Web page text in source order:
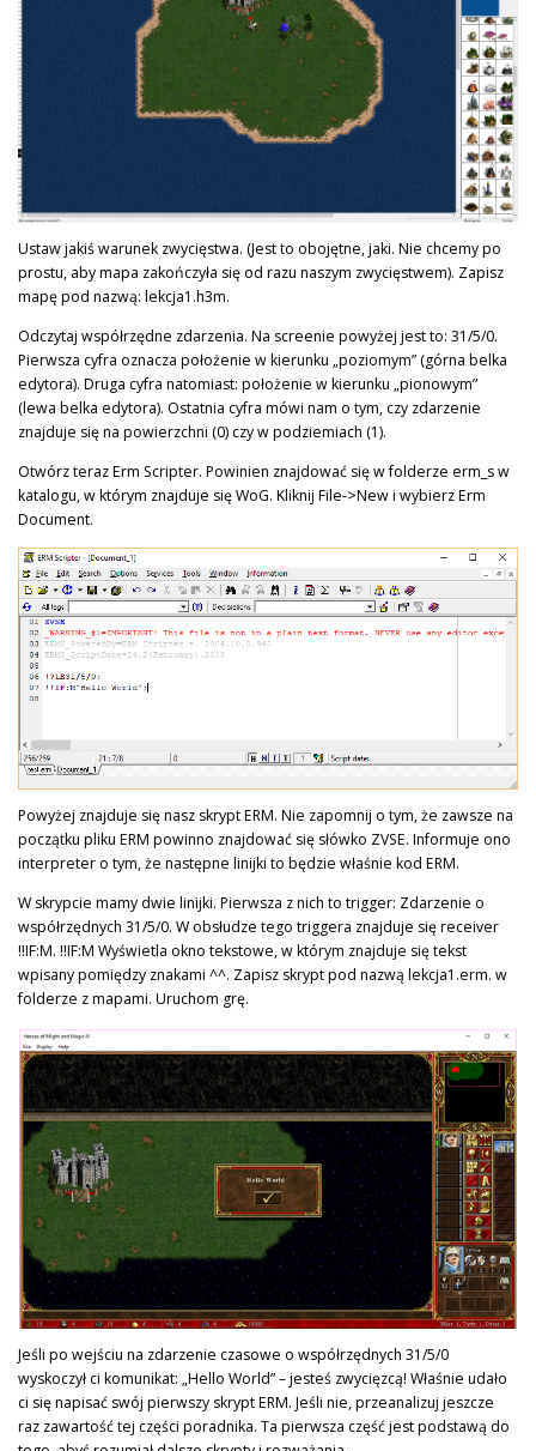
Ustaw jakiś warunek zwycięstwa. (Jest to obojętne, jaki. Nie chcemy po
prostu, aby mapa zakończyła się od razu naszym zwycięstwem). Zapisz
mapę pod nazwą: lekcja1.h3m.
Odczytaj współrzędne zdarzenia. Na screenie powyżej jest to: 31/5/0.
Pierwsza cyfra oznacza położenie w kierunku „poziomym” (górna belka
edytora). Druga cyfra natomiast: położenie w kierunku „pionowym”
(lewa belka edytora). Ostatnia cyfra mówi nam o tym, czy zdarzenie
znajduje się na powierzchni (0) czy w podziemiach (1).
Otwórz teraz Erm Scripter. Powinien znajdować się w folderze erm_s w
katalogu, w którym znajduje się WoG. Kliknij File->New i wybierz Erm
Document.
Powyżej znajduje się nasz skrypt ERM. Nie zapomnij o tym, że zawsze na
początku pliku ERM powinno znajdować się słówko ZVSE. Informuje ono
interpreter o tym, że następne linijki to będzie właśnie kod ERM.
W skrypcie mamy dwie linijki. Pierwsza z nich to trigger: Zdarzenie o
współrzędnych 31/5/0. W obsłudze tego triggera znajduje się receiver
!!IF:M. !!IF:M Wyświetla okno tekstowe, w którym znajduje się tekst
wpisany pomiędzy znakami ^^. Zapisz skrypt pod nazwą lekcja1.erm. w
folderze z mapami. Uruchom grę.
Jeśli po wejściu na zdarzenie czasowe o współrzędnych 31/5/0
wyskoczył ci komunikat: „Hello World” – jesteś zwycięzcą! Właśnie udało
ci się napisać swój pierwszy skrypt ERM. Jeśli nie, przeanalizuj jeszcze
raz zawartość tej części poradnika. Ta pierwsza część jest podstawą do